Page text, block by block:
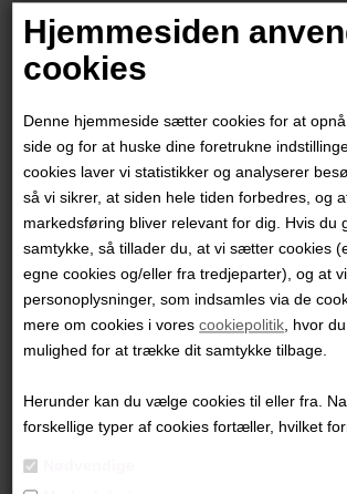
Hjemmesiden
cookies
Denne hjemmeside sætter cookies for at
side og for at huske dine foretrukne
cookies laver vi statistikker og analyserer
så vi sikrer, at siden hele tiden forbedres, og
markedsføring bliver relevant for dig. Hvis du
samtykke, så tillader du, at vi sætter cookies
egne cookies og/eller fra tredjeparter), og at
personoplysninger, som indsamles via de
mere om cookies i vorescookiepolitik , hvor
mulighed for at trække dit samtykke tilbage.
Herunder kan du vælge cookies til eller fra.
forskellige typer af cookies fortæller, hvilket
3.000,00 DKK